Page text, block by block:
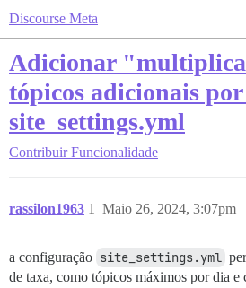
Discourse Meta
Adicionar
tópicos adicionais
site_settings.yml
Contribuir Funcionalidade
rassilon1963 Maio 26, 2024, 3:07pm
1
a configuração site_settings.yml
de taxa, como tópicos máximos por dia e